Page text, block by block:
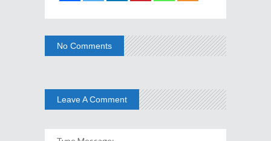
No Comments
Leave A Comment